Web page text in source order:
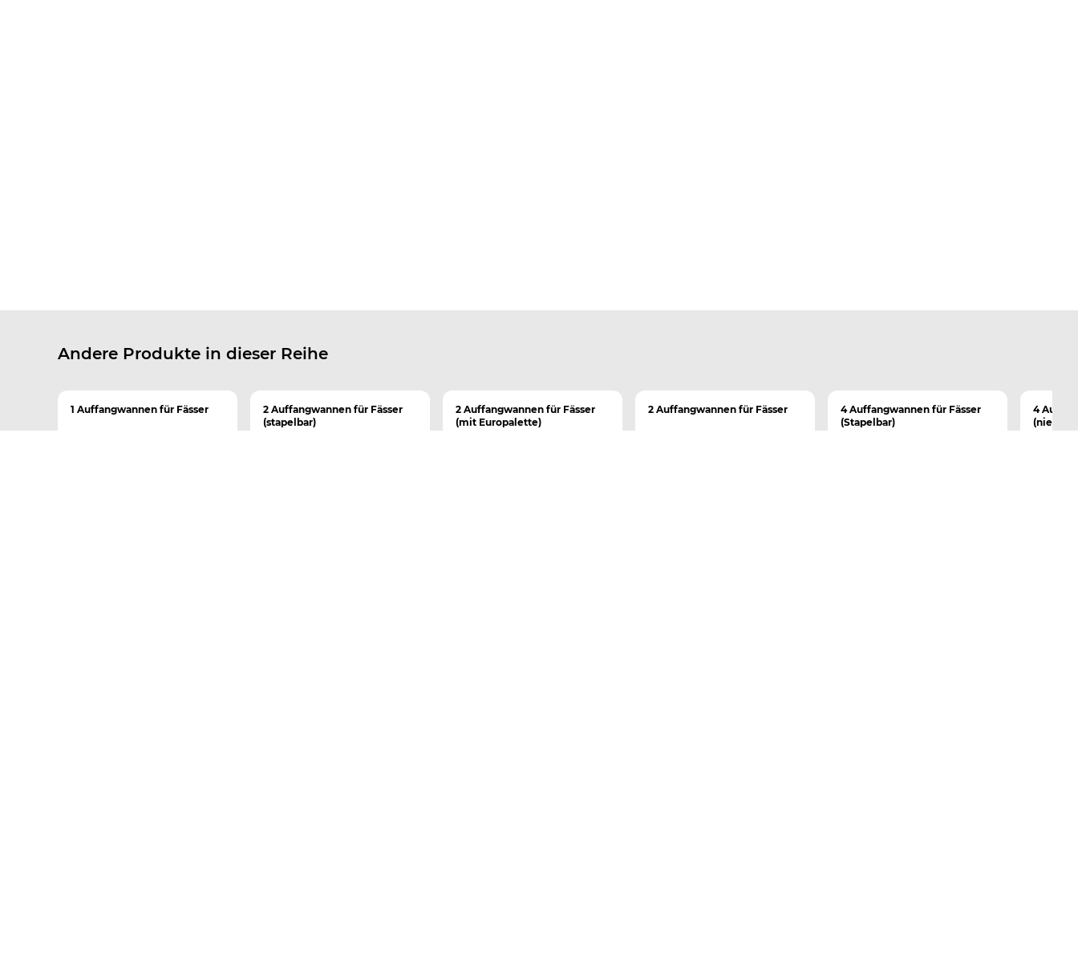
Andere Produkte in dieser Reihe
1 Auffangwannen für Fässer
2 Auffangwannen für Fässer
(stapelbar)
2 Auffangwannen für Fässer
(mit Europalette)
2 Auffangwannen für Fässer
4 Auffangwannen für Fässer
(Stapelbar)
4